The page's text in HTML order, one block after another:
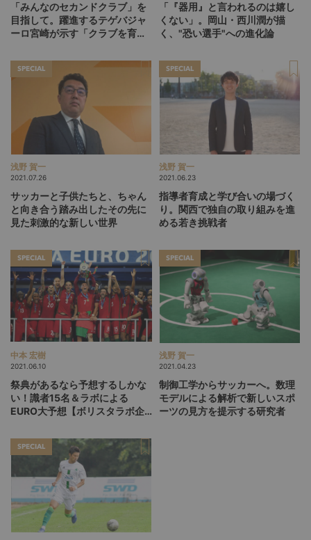
「みんなのセカンドクラブ」を
目指して。躍進するテゲバジャ
ーロ宮崎が示す「クラブを育て
「『器用』と言われるのは嬉し
くない」。岡山・西川潤が描
く、"恐い選手"への進化論
SPECIAL
浅野 賀一
2021.07.26
サッカーと子供たちと、ちゃん
と向き合う踏み出したその先に
見た刺激的な新しい世界
SPECIAL
浅野 賀一
2021.06.23
指導者育成と学び合いの場づく
り。関西で独自の取り組みを進
める若き挑戦者
SPECIAL
中本 宏樹
2021.06.10
祭典があるなら予想するしかな
い！識者15名＆ラボによる
EURO大予想【ボリスタラボ企
SPECIAL
浅野 賀一
2021.04.23
制御工学からサッカーへ。数理
モデルによる解析で新しいスポ
ーツの見方を提示する研究者
SPECIAL